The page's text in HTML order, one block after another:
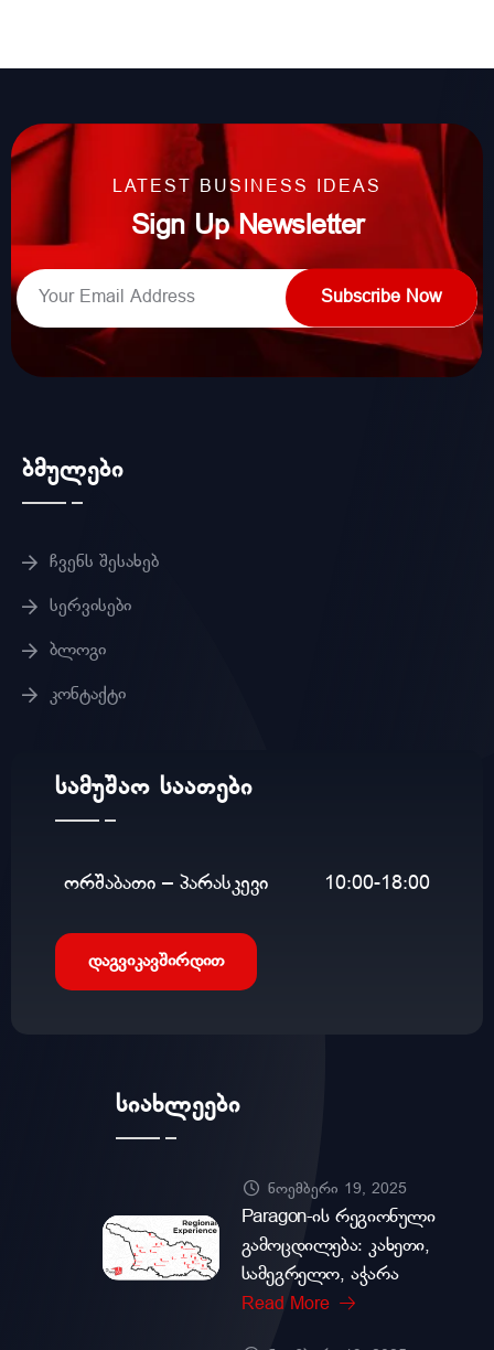
LATEST BUSINESS IDEAS
Sign Up Newsletter
ბმულები
ჩვენს შესახებ
სერვისები
ბლოგი
კონტაქტი
სამუშაო საათები
ორშაბათი – პარასკევი 10:00-18:00
დაგვიკავშირდით
სიახლეები
ნოემბერი 19, 2025
Paragon-ის რეგიონული
გამოცდილება: კახეთი,
სამეგრელო, აჭარა
Read More